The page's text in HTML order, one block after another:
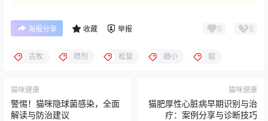
海报分享 收藏 举报 0 0
古牧 喷剂 松鼠 细小 貂
猫咪健康
警惕！猫咪隐球菌感染，全面
解读与防治建议
猫咪健康
猫肥厚性心脏病早期识别与治
疗：案例分享与诊断技巧